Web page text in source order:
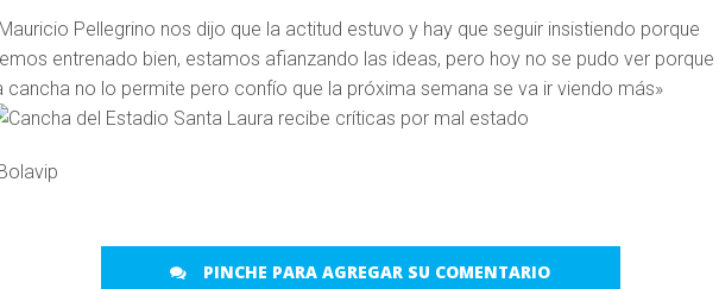
Pellegrino nos dijo que la actitud estuvo y hay que seguir insistiendo porque
entrenado bien, estamos afianzando las ideas, pero hoy no se pudo ver porque
cancha no lo permite pero confío que la próxima semana se va ir viendo más»
PINCHE PARA AGREGAR SU COMENTARIO